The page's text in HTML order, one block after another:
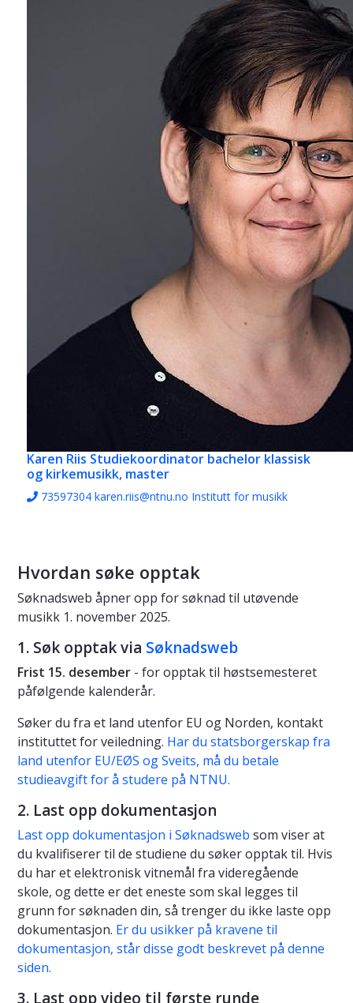
Karen Riis Studiekoordinator bachelor klassisk
og kirkemusikk, master
73597304 karen.riis@ntnu.no Institutt for musikk
Hvordan søke opptak
Søknadsweb åpner opp for søknad til utøvende
musikk 1. november 2025.
1. Søk opptak via Søknadsweb
Frist 15. desember - for opptak til høstsemesteret
påfølgende kalenderår.
Søker du fra et land utenfor EU og Norden, kontakt
instituttet for veiledning. Har du statsborgerskap fra
land utenfor EU/EØS og Sveits, må du betale
studieavgift for å studere på NTNU.
2. Last opp dokumentasjon
Last opp dokumentasjon i Søknadsweb som viser at
du kvalifiserer til de studiene du søker opptak til. Hvis
du har et elektronisk vitnemål fra videregående
skole, og dette er det eneste som skal legges til
grunn for søknaden din, så trenger du ikke laste opp
dokumentasjon. Er du usikker på kravene til
dokumentasjon, står disse godt beskrevet på denne
siden.
3. Last opp video til første runde